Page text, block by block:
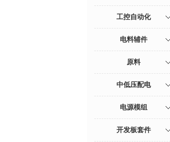
工控自动化
电料辅件
原料
中低压配电
电源模组
开发板套件